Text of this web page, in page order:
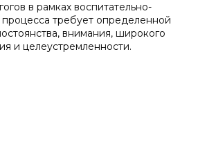
в рамках воспитательно-
процесса требует определенной
внимания, широкого
и целеустремленности.